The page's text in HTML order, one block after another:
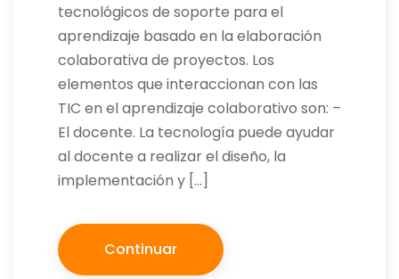
tecnológicos de soporte para el
aprendizaje basado en la elaboración
colaborativa de proyectos. Los
elementos que interaccionan con las
TIC en el aprendizaje colaborativo son: –
El docente. La tecnología puede ayudar
al docente a realizar el diseño, la
implementación y […]
Continuar